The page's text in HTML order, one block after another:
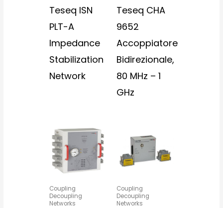
Teseq ISN
PLT-A
Impedance
Stabilization
Network
Teseq CHA
9652
Accoppiatore
Bidirezionale,
80 MHz – 1
GHz
Coupling
Decoupling
Networks
Coupling
Decoupling
Networks